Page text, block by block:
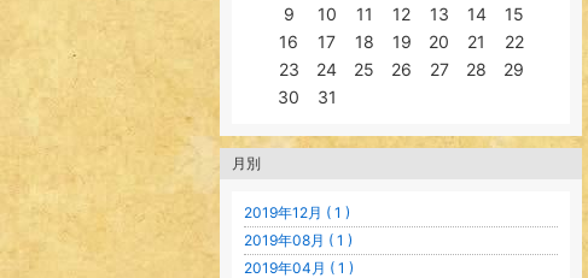
9
10 11 12 13 14
15
16
17 18 19 20 21
22
23
24 25 26 27 28
29
30
31
月別
2019年12月 ( 1 )
2019年08月 ( 1 )
2019年04月 ( 1 )